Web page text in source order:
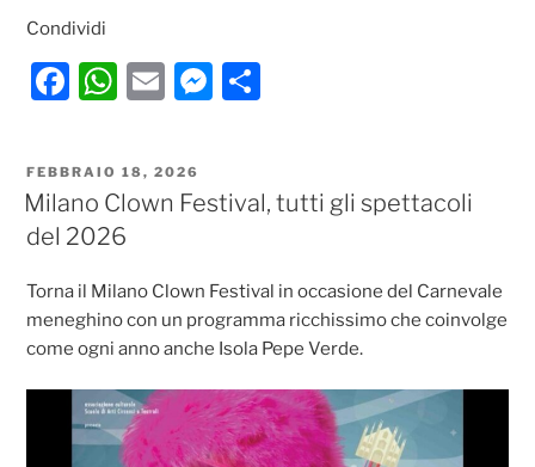
Condividi
F
c
e
b
o
o
k
W
at
s
A
p
E
ai
l
M
e
g
er
di
di
PUBBLICATO
IL
FEBBRAIO 18, 2026
Milano Clown Festival, tutti gli spettacoli
del 2026
Torna il Milano Clown Festival in occasione del Carnevale
meneghino con un programma ricchissimo che coinvolge
come ogni anno anche Isola Pepe Verde.